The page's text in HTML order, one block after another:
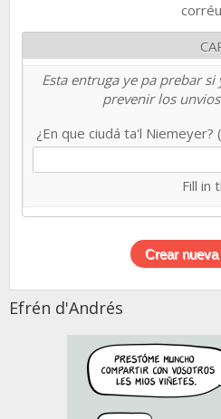
Esta entruga ye pa prebar
prevenir los
¿En que ciudá ta'l
Fill in
Efrén d'Andrés